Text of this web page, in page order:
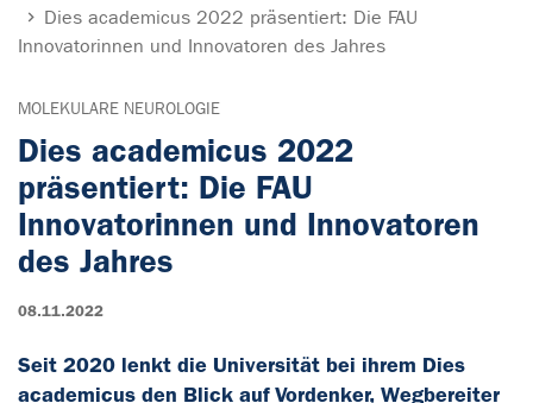
Dies academicus 2022 präsentiert: Die FAU
Innovatorinnen und Innovatoren des Jahres
MOLEKULARE NEUROLOGIE
Dies academicus 2022
präsentiert: Die FAU
Innovatorinnen und Innovatoren
des Jahres
08.11.2022
Seit 2020 lenkt die Universität bei ihrem Dies
academicus den Blick auf Vordenker, Wegbereiter